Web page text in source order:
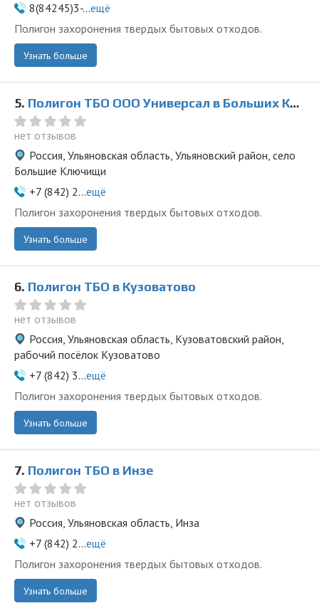
8(84245)3-...ещё
Полигон захоронения твердых бытовых отходов.
Узнать больше
5. Полигон ТБО ООО Универсал в Больших Ключищах
нет отзывов
Россия, Ульяновская область, Ульяновский район, село
Большие Ключищи
+7 (842) 2...ещё
Полигон захоронения твердых бытовых отходов.
Узнать больше
6. Полигон ТБО в Кузоватово
нет отзывов
Россия, Ульяновская область, Кузоватовский район,
рабочий посёлок Кузоватово
+7 (842) 3...ещё
Полигон захоронения твердых бытовых отходов.
Узнать больше
7. Полигон ТБО в Инзе
нет отзывов
Россия, Ульяновская область, Инза
+7 (842) 2...ещё
Полигон захоронения твердых бытовых отходов.
Узнать больше